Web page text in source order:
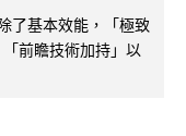
了基本效能，「極致
前瞻技術加持」以